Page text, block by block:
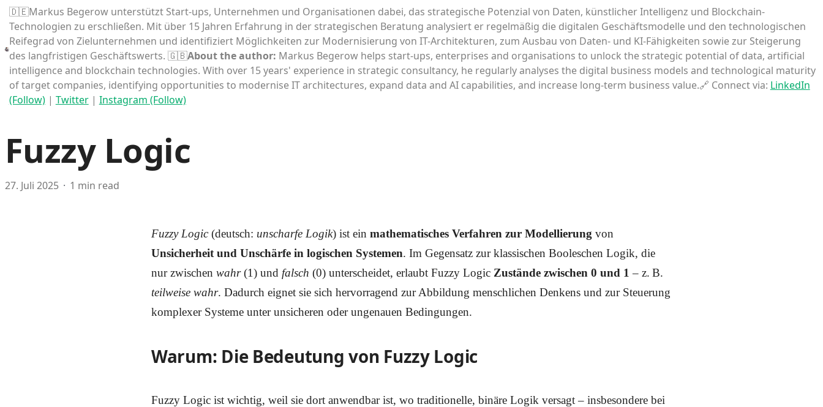
🇩🇪Markus Begerow unterstützt Start-ups, Unternehmen und Organisationen dabei, das strategische Potenzial von Daten, künstlicher Intelligenz und Blockchain-
Technologien zu erschließen. Mit über 15 Jahren Erfahrung in der strategischen Beratung analysiert er regelmäßig die digitalen Geschäftsmodelle und den technologischen
Reifegrad von Zielunternehmen und identifiziert Möglichkeiten zur Modernisierung von IT-Architekturen, zum Ausbau von Daten- und KI-Fähigkeiten sowie zur Steigerung
des langfristigen Geschäftswerts. 🇬🇧About the author: Markus Begerow helps start-ups, enterprises and organisations to unlock the strategic potential of data, artificial
intelligence and blockchain technologies. With over 15 years' experience in strategic consultancy, he regularly analyses the digital business models and technological maturity
of target companies, identifying opportunities to modernise IT architectures, expand data and AI capabilities, and increase long-term business value.🔗 Connect via: LinkedIn
(Follow)| Twitter| Instagram (Follow)
Fuzzy Logic
27. Juli 2025 1 min read
Fuzzy Logic (deutsch: unscharfe Logik) ist ein mathematisches Verfahren zur Modellierung von
Unsicherheit und Unschärfe in logischen Systemen. Im Gegensatz zur klassischen Booleschen Logik, die
nur zwischen wahr(1) und falsch (0) unterscheidet, erlaubt Fuzzy Logic Zustände zwischen 0 und 1 – z. B.
teilweise wahr. Dadurch eignet sie sich hervorragend zur Abbildung menschlichen Denkens und zur Steuerung
komplexer Systeme unter unsicheren oder ungenauen Bedingungen.
Warum: Die Bedeutung von Fuzzy Logic
Fuzzy Logic ist wichtig, weil sie dort anwendbar ist, wo traditionelle, binäre Logik versagt – insbesondere bei